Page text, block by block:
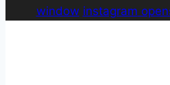
window instagram